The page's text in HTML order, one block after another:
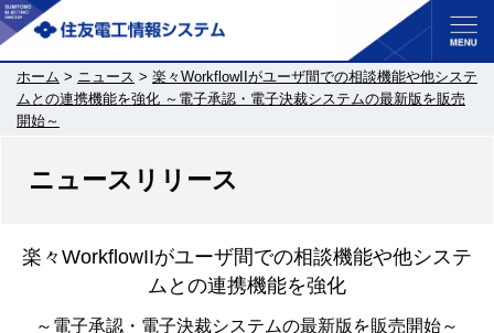
ホーム > ニュース > 楽々WorkflowIIがユーザ間での相談機能や他システ
ムとの連携機能を強化 ～電子承認・電子決裁システムの最新版を販売
開始～
ニュースリリース
楽々WorkflowIIがユーザ間での相談機能や他システ
ムとの連携機能を強化
～電子承認・電子決裁システムの最新版を販売開始～